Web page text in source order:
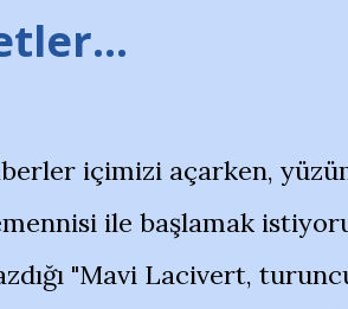
içimizi açarken,
ile başlamak
"Mavi Lacivert,